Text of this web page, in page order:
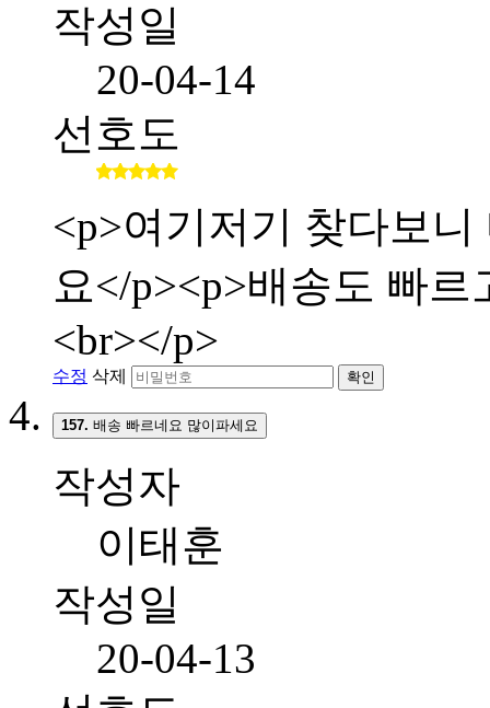
작성일
20-04-14
선호도
<p>여기저기 찾다보
요</p><p>배송도 빠
<br></p>
수정 삭제 확인
157. 배송 빠르네요 많이파세요
작성자
이태훈
작성일
20-04-13